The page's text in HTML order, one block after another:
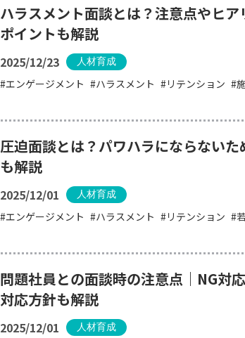
ハラスメント面談とは？注意点やヒ
ポイントも解説
2025/12/23 人材育成
エンゲージメント ハラスメント リテンション
圧迫面談とは？パワハラにならない
も解説
2025/12/01 人材育成
エンゲージメント ハラスメント リテンション
問題社員との面談時の注意点｜NG対
対応方針も解説
2025/12/01 人材育成